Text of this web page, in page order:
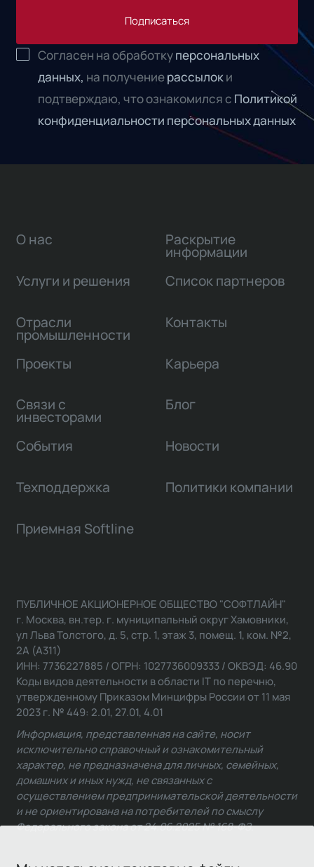
Подписаться
Согласен на обработкуперсональных
данных, на получениерассылоки
подтверждаю, что ознакомился с Политикой
конфиденциальности персональных данных
О нас
Услуги и решения
Отрасли
промышленности
Проекты
Связи с
инвесторами
Раскрытие
информации
Список партнеров
Контакты
Карьера
Блог
События Новости
Техподдержка Политики компании
Приемная Softline
ПУБЛИЧНОЕ АКЦИОНЕРНОЕ ОБЩЕСТВО "СОФТЛАЙН"
г. Москва, вн.тер. г. муниципальный округ Хамовники,
ул Льва Толстого, д. 5, стр. 1, этаж 3, помещ. 1, ком. №2,
2А (А311)
ИНН: 7736227885 / ОГРН: 1027736009333 / ОКВЭД: 46.90
Коды видов деятельности в области IT по перечню,
утвержденному Приказом Минцифры России от 11 мая
2023 г. № 449: 2.01, 27.01, 4.01
Информация, представленная на сайте, носит
исключительно справочный и ознакомительный
характер, не предназначена для личных, семейных,
домашних и иных нужд, не связанных с
осуществлением предпринимательской деятельности
и не ориентирована на потребителей по смыслу
Федерального закона от 24.06.2025 № 168-ФЗ.